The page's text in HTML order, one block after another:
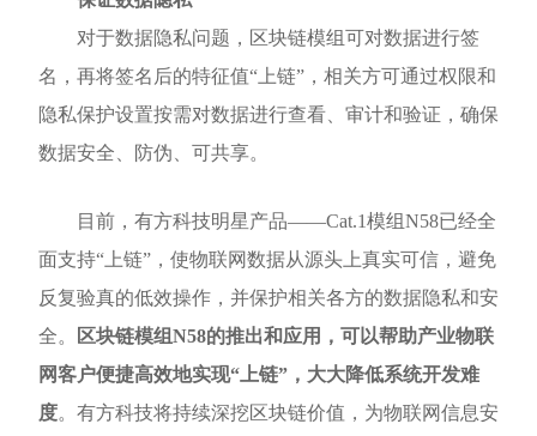
对于数据隐私问题，区块链模组可对数据进行签
名，再将签名后的特征值“上链”，相关方可通过权限和
隐私保护设置按需对数据进行查看、审计和验证，确保
数据安全、防伪、可共享。
目前，有方科技明星产品——Cat.1模组N58已经全
面支持“上链”，使物联网数据从源头上真实可信，避免
反复验真的低效操作，并保护相关各方的数据隐私和安
全。
区块链模组N58的推出和应用，可以帮助产业物联
网客户便捷高效地实现“上链”，大大降低系统开发难
度。有方科技将持续深挖区块链价值，为物联网信息安